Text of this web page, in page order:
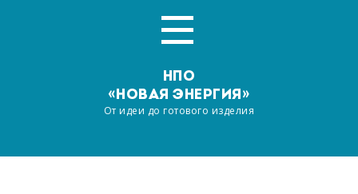
НПО
«НОВАЯ ЭНЕРГИЯ»
От идеи до готового изделия